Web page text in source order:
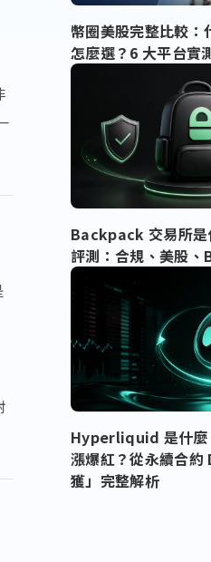
幣圈美股完整比較：
怎麼選？6 大平台實
Backpack 交易所是
評測：合規、美股
Hyperliquid 是什麼
漲爆紅？從永續合約
獲」完整解析